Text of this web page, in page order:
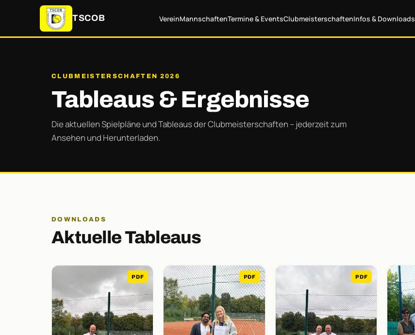
TSCOB VereinMannschaftenTermine & EventsClubmeisterschaftenInfos & Downloads
CLUBMEISTERSCHAFTEN 2026
Tableaus & Ergebnisse
Die aktuellen Spielpläne und Tableaus der Clubmeisterschaften – jederzeit zum
Ansehen und Herunterladen.
DOWNLOADS
Aktuelle Tableaus
PDF PDF PDF